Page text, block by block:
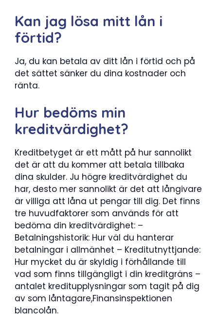
Kan jag lösa mitt lån i
förtid?
Ja, du kan betala av ditt lån i förtid och på
det sättet sänker du dina kostnader och
ränta.
Hur bedöms min
kreditvärdighet?
Kreditbetyget är ett mått på hur sannolikt
det är att du kommer att betala tillbaka
dina skulder. Ju högre kreditvärdighet du
har, desto mer sannolikt är det att långivare
är villiga att låna ut pengar till dig. Det finns
tre huvudfaktorer som används för att
bedöma din kreditvärdighet: –
Betalningshistorik: Hur väl du hanterar
betalningar i allmänhet – Kreditutnyttjande:
Hur mycket du är skyldig i förhållande till
vad som finns tillgängligt i din kreditgräns –
antalet kreditupplysningar som tagit på dig
av som låntagare,Finansinspektionen
blancolån.